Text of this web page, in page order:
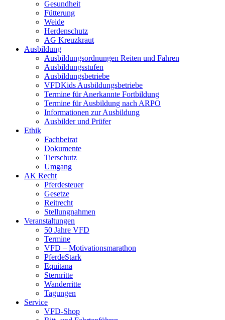
Gesundheit
Fütterung
Weide
Herdenschutz
AG Kreuzkraut
Ausbildung
Ausbildungsordnungen Reiten und Fahren
Ausbildungsstufen
Ausbildungsbetriebe
VFDKids Ausbildungsbetriebe
Termine für Anerkannte Fortbildung
Termine für Ausbildung nach ARPO
Informationen zur Ausbildung
Ausbilder und Prüfer
Ethik
Fachbeirat
Dokumente
Tierschutz
Umgang
AK Recht
Pferdesteuer
Gesetze
Reitrecht
Stellungnahmen
Veranstaltungen
50 Jahre VFD
Termine
VFD – Motivationsmarathon
PferdeStark
Equitana
Sternritte
Wanderritte
Tagungen
Service
VFD-Shop